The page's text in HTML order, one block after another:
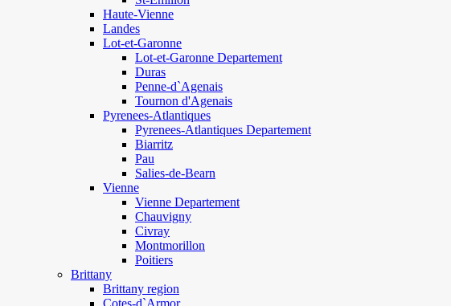
Haute-Vienne
Landes
Lot-et-Garonne
Lot-et-Garonne Departement
Duras
Penne-d`Agenais
Tournon d'Agenais
Pyrenees-Atlantiques
Pyrenees-Atlantiques Departement
Biarritz
Pau
Salies-de-Bearn
Vienne
Vienne Departement
Chauvigny
Civray
Montmorillon
Poitiers
Brittany
Brittany region
Cotes-d`Armor